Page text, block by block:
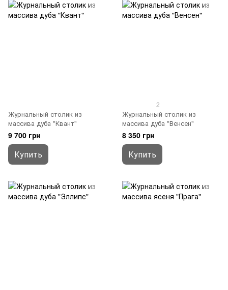
Журнальный столик из
массива дуба "Квант"
9 700 грн
Купить
2
Журнальный столик из
массива дуба "Венсен"
8 350 грн
Купить